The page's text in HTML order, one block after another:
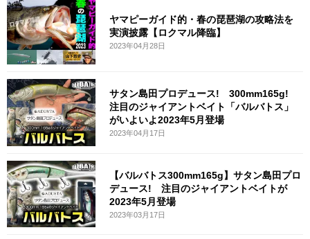
ヤマピーガイド的・春の琵琶湖の攻略法を
実演披露【ロクマル降臨】
2023年04月28日
サタン島田プロデュース! 300mm165g!
注目のジャイアントベイト「バルバトス」
がいよいよ2023年5月登場
2023年04月17日
【バルバトス300mm165g】サタン島田プロ
デュース! 注目のジャイアントベイトが
2023年5月登場
2023年03月17日